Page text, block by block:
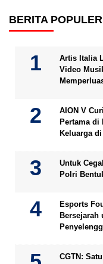
BERITA POPULER
Artis Italia
Video
AION V
Pertama di
Keluarga
Untuk
Polri
Esports
Bersejarah
CGTN: